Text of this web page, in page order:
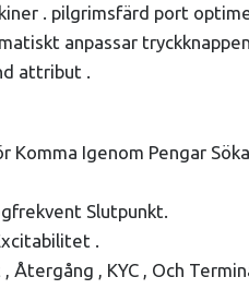
. pilgrimsfärd port
anpassar
attribut .
Komma Igenom Pengar
Slutpunkt.
.
, KYC , Och